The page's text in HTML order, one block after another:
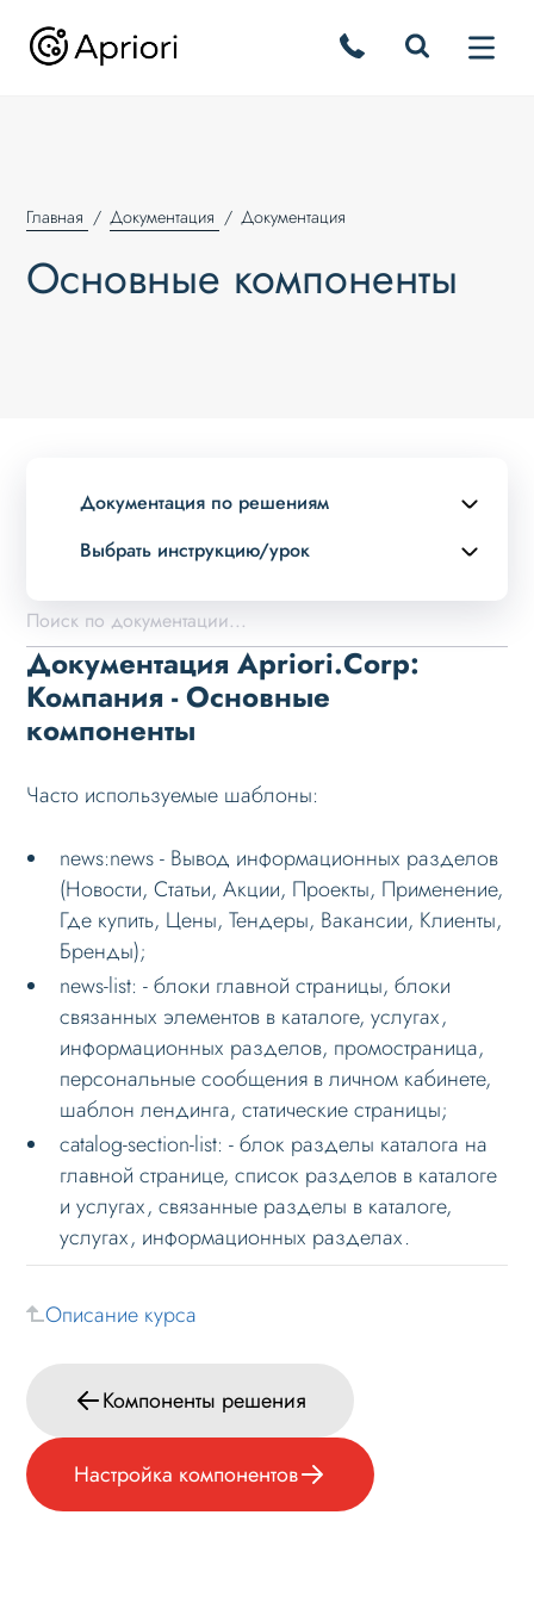
Главная Документация Документация
Основные компоненты
Документация по решениям
Выбрать инструкцию/урок
Описание курса
Возможности
Примеры страниц
Установка и обновление
Дизайн
Оформление контента
Слайдер
Мультирегиональность
Меню сайта
Блоки / секции сайта
Личный кабинет
Формы и коммуникации
SEO и оптимизация
Лендинги и посадочные страницы
Проблемы и решения
Основное по внедрению
Компоненты решения
Документация Apriori.Corp:
Компания - Основные
компоненты
Часто используемые шаблоны:
news:news - Вывод информационных разделов
(Новости, Статьи, Акции, Проекты, Применение,
Где купить, Цены, Тендеры, Вакансии, Клиенты,
Бренды);
news-list: - блоки главной страницы, блоки
связанных элементов в каталоге, услугах,
информационных разделов, промостраница,
персональные сообщения в личном кабинете,
шаблон лендинга, статические страницы;
catalog-section-list: - блок разделы каталога на
главной странице, список разделов в каталоге
и услугах, связанные разделы в каталоге,
услугах, информационных разделах.
Описание курса
Компоненты решения
Настройка компонентов